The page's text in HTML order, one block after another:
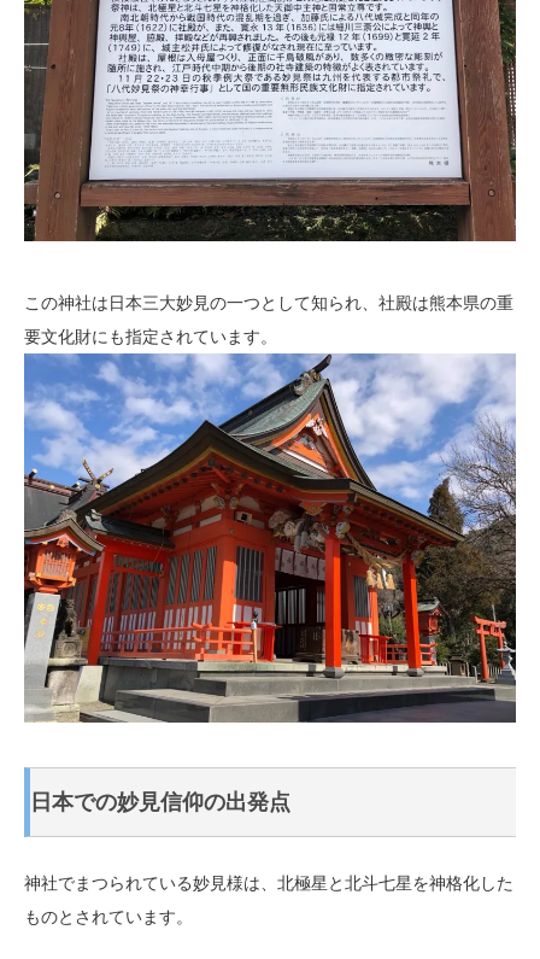
この神社は日本三大妙見の一つとして知られ、社殿は熊本県の重
要文化財にも指定されています。
日本での妙見信仰の出発点
神社でまつられている妙見様は、北極星と北斗七星を神格化した
ものとされています。